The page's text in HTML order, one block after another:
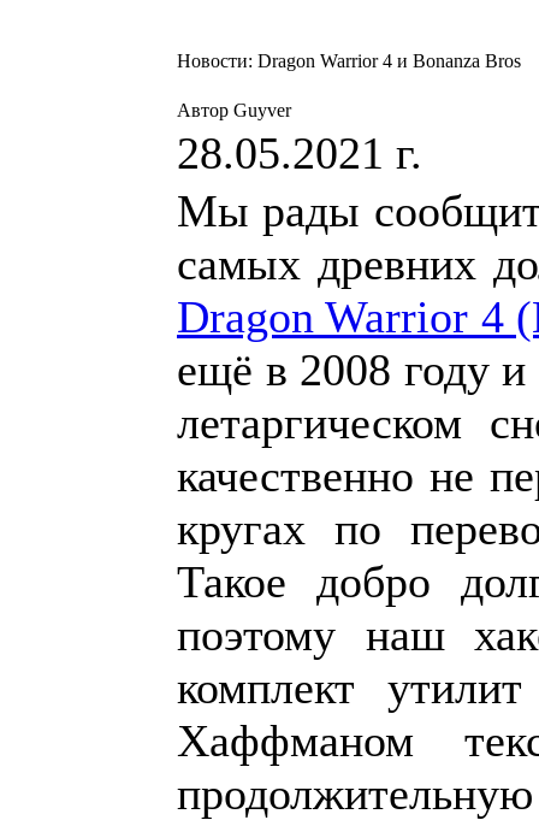
Новости: Dragon Warrior 4 и Bonanza Bros
Автор Guyver
28.05.2021 г.
Мы рады
самых древних
Dragon Warrior 4
ещё в 2008 году
летаргическом
качественно не
кругах по
Такое добро
поэтому наш
комплект
Хаффманом